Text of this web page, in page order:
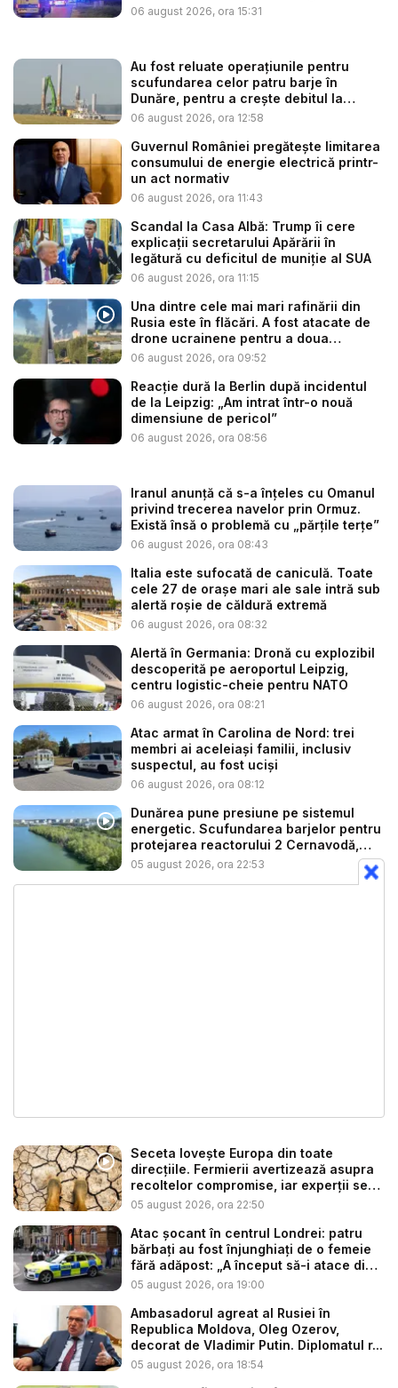
06 august 2026, ora 15:31
Au fost reluate operațiunile pentru
scufundarea celor patru barje în
Dunăre, pentru a crește debitul la
cent...
06 august 2026, ora 12:58
Guvernul României pregătește limitarea
consumului de energie electrică printr-
un act normativ
06 august 2026, ora 11:43
Scandal la Casa Albă: Trump îi cere
explicații secretarului Apărării în
legătură cu deficitul de muniție al SUA
06 august 2026, ora 11:15
Una dintre cele mai mari rafinării din
Rusia este în flăcări. A fost atacate de
drone ucrainene pentru a doua
noapte...
06 august 2026, ora 09:52
Reacție dură la Berlin după incidentul
de la Leipzig: „Am intrat într-o nouă
dimensiune de pericol”
06 august 2026, ora 08:56
Iranul anunță că s-a înțeles cu Omanul
privind trecerea navelor prin Ormuz.
Există însă o problemă cu „părțile terțe”
06 august 2026, ora 08:43
Italia este sufocată de caniculă. Toate
cele 27 de oraşe mari ale sale intră sub
alertă roșie de căldură extremă
06 august 2026, ora 08:32
Alertă în Germania: Dronă cu explozibil
descoperită pe aeroportul Leipzig,
centru logistic-cheie pentru NATO
06 august 2026, ora 08:21
Atac armat în Carolina de Nord: trei
membri ai aceleiași familii, inclusiv
suspectul, au fost uciși
06 august 2026, ora 08:12
Dunărea pune presiune pe sistemul
energetic. Scufundarea barjelor pentru
protejarea reactorului 2 Cernavodă,
am...
05 august 2026, ora 22:53
Seceta lovește Europa din toate
direcțiile. Fermierii avertizează asupra
recoltelor compromise, iar experții se
t...
05 august 2026, ora 22:50
Atac șocant în centrul Londrei: patru
bărbați au fost înjunghiați de o femeie
fără adăpost: „A început să-i atace din
...
05 august 2026, ora 19:00
Ambasadorul agreat al Rusiei în
Republica Moldova, Oleg Ozerov,
decorat de Vladimir Putin. Diplomatul r...
05 august 2026, ora 18:54